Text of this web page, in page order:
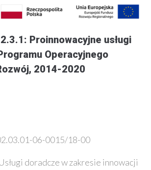
Proinnowacyjne usługi
Operacyjnego
2014-2020
06-0015/18-00
doradcze w zakresie innowacji